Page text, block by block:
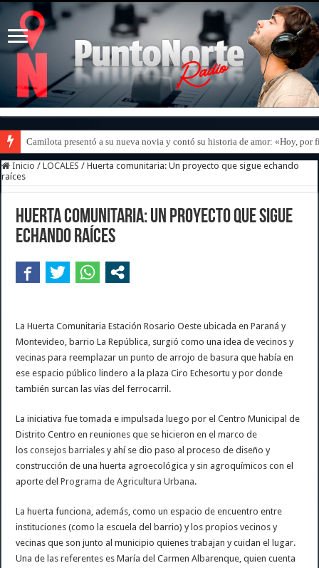
Camilota presentó a su nueva novia y contó su historia de amor: «Hoy, por
Inicio / LOCALES / Huerta comunitaria: Un proyecto que sigue echando
raíces
Huerta comunitaria: Un proyecto que sigue
echando raíces
La Huerta Comunitaria Estación Rosario Oeste ubicada en Paraná y
Montevideo, barrio La República, surgió como una idea de vecinos y
vecinas para reemplazar un punto de arrojo de basura que había en
ese espacio público lindero a la plaza Ciro Echesortu y por donde
también surcan las vías del ferrocarril.
La iniciativa fue tomada e impulsada luego por el Centro Municipal de
Distrito Centro en reuniones que se hicieron en el marco de
losconsejos barriales y ahí se dio paso al proceso de diseño y
construcción de una huerta agroecológica y sin agroquímicos con el
aporte delPrograma de Agricultura Urbana.
La huerta funciona, además, como un espacio de encuentro entre
instituciones (como la escuela del barrio) y los propios vecinos y
vecinas que son junto al municipio quienes trabajan y cuidan el lugar.
Una de las referentes es María del Carmen Albarenque, quien cuenta